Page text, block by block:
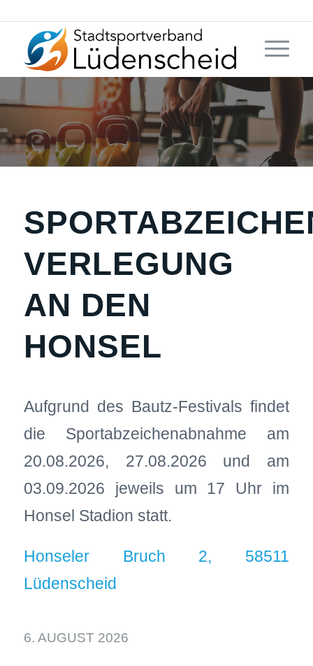
VERLEGUNG
AN DEN
HONSEL
Aufgrund des Bautz-Festivals findet
die Sportabzeichenabnahme am
20.08.2026, 27.08.2026 und am
03.09.2026 jeweils um 17 Uhr im
Honsel Stadion statt.
Honseler Bruch 2, 58511
Lüdenscheid
6. AUGUST 2026